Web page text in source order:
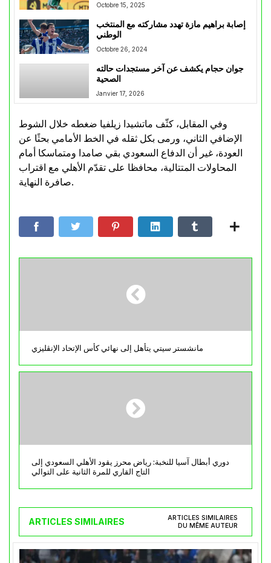
Octobre 15, 2025
إصابة براهيم مازة تهدد مشاركته مع المنتخب
الوطني
Octobre 26, 2024
جوان حجام يكشف عن آخر مستجدات حالته
الصحية
Janvier 17, 2026
وفي المقابل، كثّف ماتشيدا زيلفيا ضغطه خلال الشوط
الإضافي الثاني، ورمى بكل ثقله في الخط الأمامي بحثًا عن
العودة، غير أن الدفاع السعودي بقي صامدا ومتماسكا أمام
المحاولات المتتالية، محافظا على تقدّم الأهلي مع اقتراب
صافرة النهاية.
مانشستر سيتي يتأهل إلى نهائي كأس الإتحاد الإنڨليزي
دوري أبطال آسيا للنخبة: رياض محرز يقود الأهلي السعودي إلى
التاج القاري للمرة الثانية على التوالي
ARTICLES SIMILAIRES
ARTICLES SIMILAIRES
DU MÊME AUTEUR